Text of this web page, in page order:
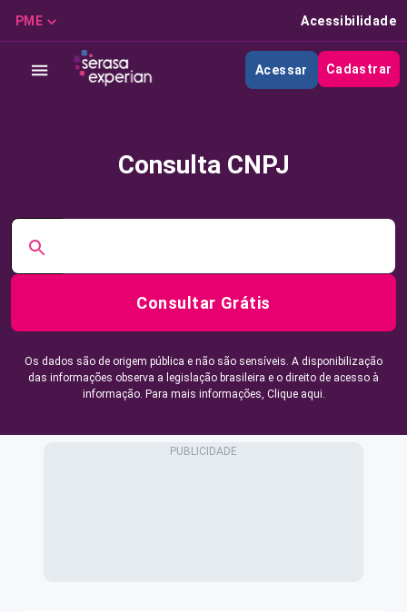
PME Acessibilidade
Acessar Cadastrar
Consulta CNPJ
Consultar Grátis
Os dados são de origem pública e não são sensíveis. A disponibilização
das informações observa a legislação brasileira e o direito de acesso à
informação. Para mais informações, Clique aqui.